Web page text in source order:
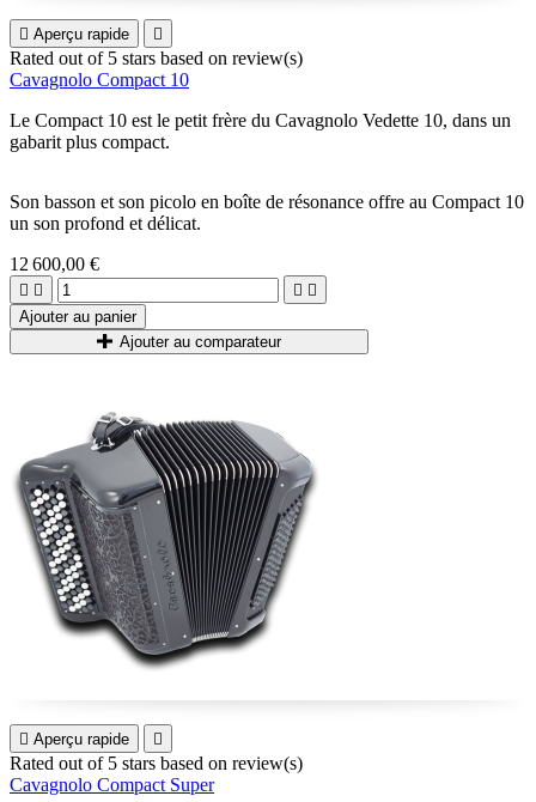
 Aperçu rapide 
Rated out of 5 stars based on review(s)
Cavagnolo Compact 10
Le Compact 10 est le petit frère du Cavagnolo Vedette 10, dans un
gabarit plus compact.
Son basson et son picolo en boîte de résonance offre au Compact 10
un son profond et délicat.
12 600,00 €
   
Ajouter au panier
Ajouter au comparateur
 Aperçu rapide 
Rated out of 5 stars based on review(s)
Cavagnolo Compact Super